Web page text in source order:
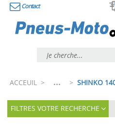
Contact
ACCEUIL > ... > SHINKO
FILTRES VOTRE RECHERCHE